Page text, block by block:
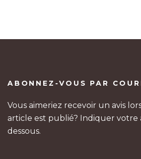
ABONNEZ-VOUS PAR
Vous aimeriez recevoir un avis
article est publié? Indiquer votre
dessous.